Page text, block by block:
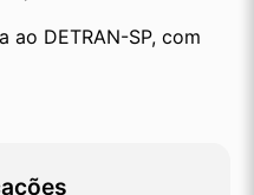
ao DETRAN-SP, com